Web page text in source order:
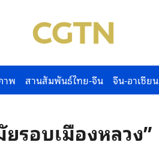
าพ สานสัมพันธ์ไทย-จีน จีน-อาเซียน
รอบเมืองหลวง”